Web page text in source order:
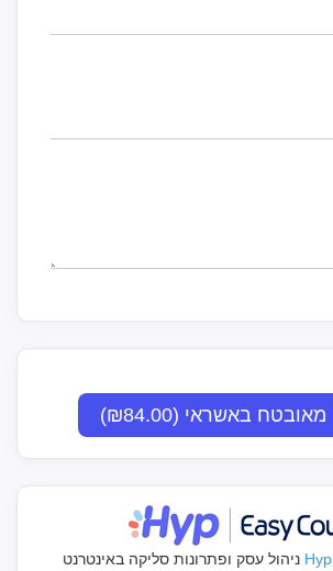
באשראי (₪84.00)
ניהול עסק ופתרונות סליקה באינטרנט